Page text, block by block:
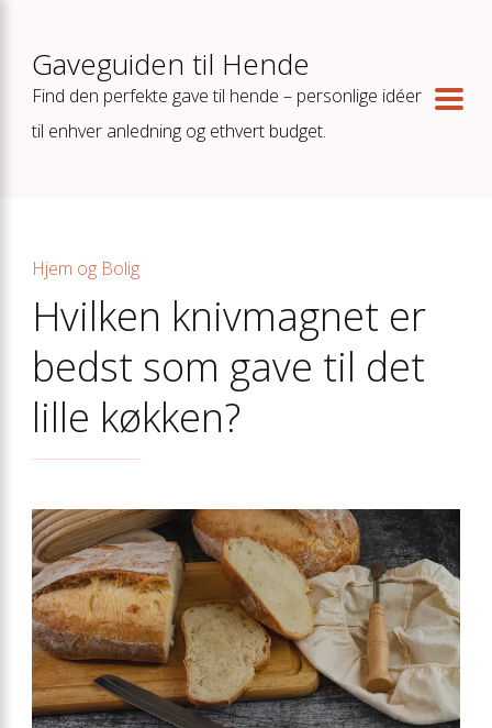
Gaveguiden til Hende
Find den perfekte gave til hende – personlige idéer
til enhver anledning og ethvert budget.
Hjem og Bolig
Hvilken knivmagnet er
bedst som gave til det
lille køkken?